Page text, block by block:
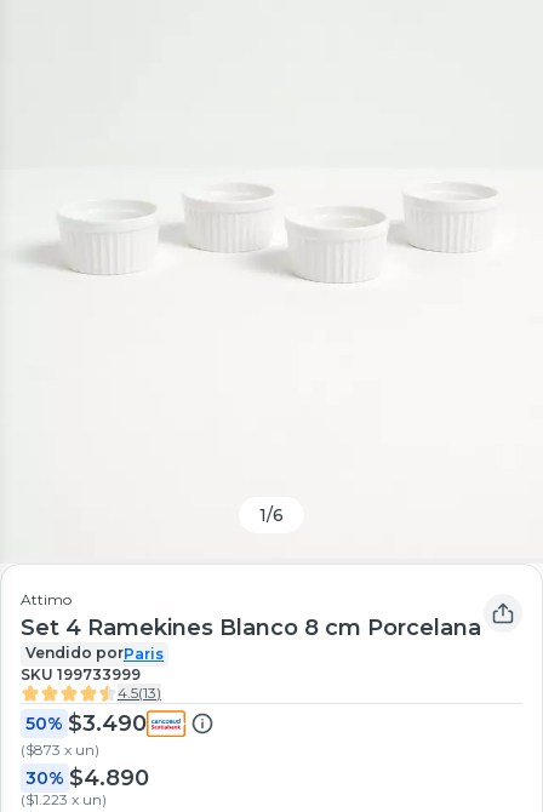
1/6
Attimo
Set 4 Ramekines Blanco 8 cm Porcelana
Vendido porParis
SKU 199733999
4.5(13)
50% $3.490
($873 x un)
30% $4.890
($1.223 x un)